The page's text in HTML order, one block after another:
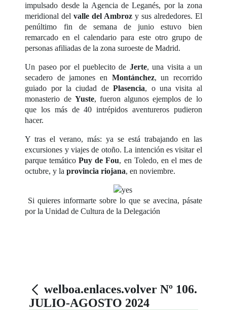
impulsado desde la Agencia de Leganés, por la zona
meridional delvalle del Ambroz y sus alrededores. El
penúltimo fin de semana de junio estuvo bien
remarcado en el calendario para este otro grupo de
personas afiliadas de la zona suroeste de Madrid.
Un paseo por el pueblecito de Jerte, una visita a un
secadero de jamones en Montánchez, un recorrido
guiado por la ciudad dePlasencia, o una visita al
monasterio de Yuste, fueron algunos ejemplos de lo
que los más de 40 intrépidos aventureros pudieron
hacer.
Y tras el verano, más: ya se está trabajando en las
excursiones y viajes de otoño. La intención es visitar el
parque temáticoPuy de Fou, en Toledo, en el mes de
octubre, y laprovincia riojana, en noviembre.
Si quieres informarte sobre lo que se avecina, pásate
por la Unidad de Cultura de la Delegación
welboa.enlaces.volver Nº 106.
JULIO-AGOSTO 2024